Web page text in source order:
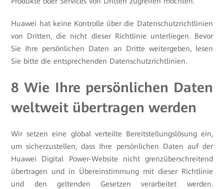
Huawei hat keine Kontrolle über die Datenschutzrichtlinien
von Dritten, die nicht dieser Richtlinie unterliegen. Bevor
Sie Ihre persönlichen Daten an Dritte weitergeben, lesen
Sie bitte die entsprechenden Datenschutzrichtlinien.
8 Wie Ihre persönlichen Daten
weltweit übertragen werden
Wir setzen eine global verteilte Bereitstellungslösung ein,
um sicherzustellen, dass Ihre persönlichen Daten auf der
Huawei Digital Power-Website nicht grenzüberschreitend
übertragen und in Übereinstimmung mit dieser Richtlinie
und den geltenden Gesetzen verarbeitet werden.